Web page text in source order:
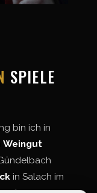
SPIELE
bin ich in
Weingut
in Salach im